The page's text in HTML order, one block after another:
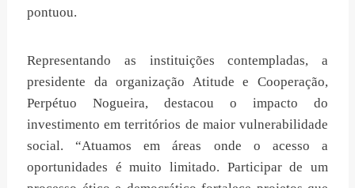
pontuou.
Representando as instituições contempladas, a
presidente da organização Atitude e Cooperação,
Perpétuo Nogueira, destacou o impacto do
investimento em territórios de maior vulnerabilidade
social. “Atuamos em áreas onde o acesso a
oportunidades é muito limitado. Participar de um